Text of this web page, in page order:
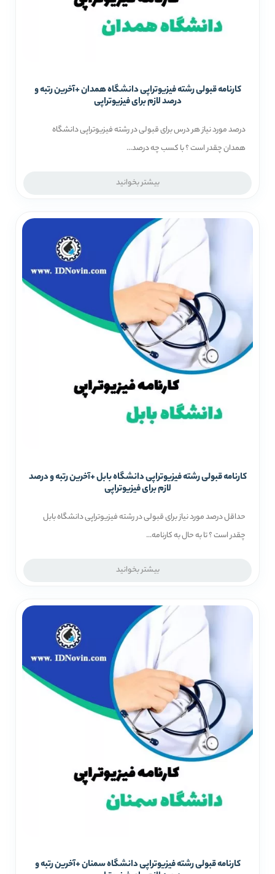
کارنامه قبولی رشته فیزیوتراپی دانشگاه همدان +آخرین رتبه و
درصد لازم برای فیزیوتراپی
درصد مورد نیاز هر درس برای قبولی در رشته فیزیوتراپی دانشگاه
همدان چقدر است ؟ با کسب چه درصد...
بیشتر بخوانید
کارنامه قبولی رشته فیزیوتراپی دانشگاه بابل +آخرین رتبه و درصد
لازم برای فیزیوتراپی
حداقل درصد مورد نیاز برای قبولی در رشته فیزیوتراپی دانشگاه بابل
چقدر است ؟ تا به حال به کارنامه...
بیشتر بخوانید
کارنامه قبولی رشته فیزیوتراپی دانشگاه سمنان +آخرین رتبه و